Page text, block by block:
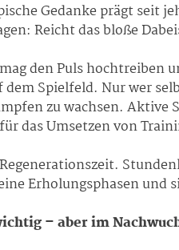
Gedanke prägt seit
Reicht das bloße
den Puls hochtreiben
Spielfeld. Nur wer
zu wachsen.
das Umsetzen von
Erholungsphasen und
– aber im